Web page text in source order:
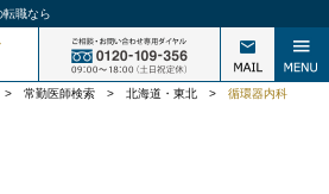
転職なら
> 常勤医師検索 > 北海道・東北 > 循環器内科